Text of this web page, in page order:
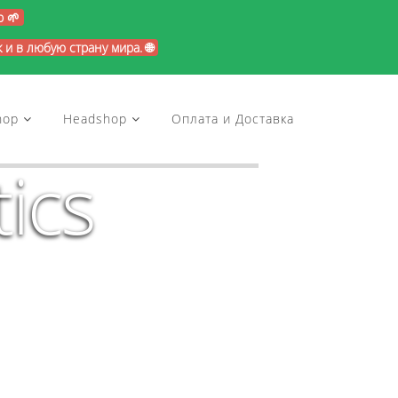
🌱
в любую страну мира. 🌐
Headshop Оплата и Доставка